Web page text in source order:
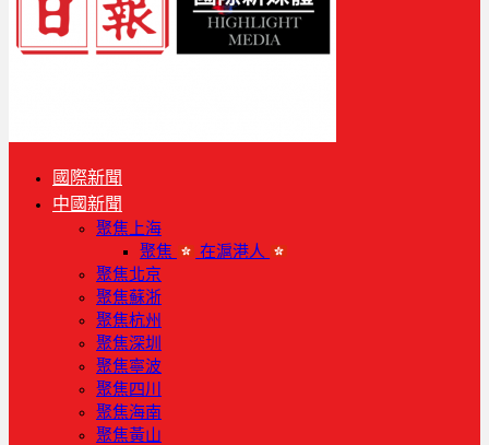
國際新聞
中國新聞
聚焦上海
聚焦
在滬港人
聚焦北京
聚焦蘇浙
聚焦杭州
聚焦深圳
聚焦寧波
聚焦四川
聚焦海南
聚焦黃山